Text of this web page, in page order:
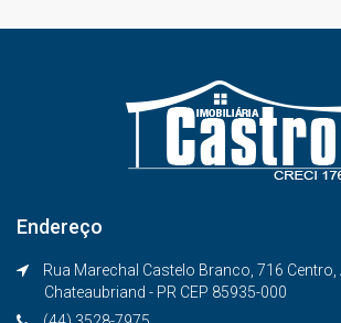
Endereço
Rua Marechal Castelo Branco, 716
Chateaubriand - PR CEP 85935-000